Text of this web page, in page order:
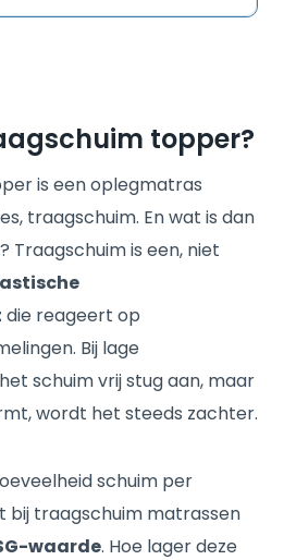
topper?
is een oplegmatras
traagschuim. En wat is dan
Traagschuim is een, niet
die reageert op
Bij lage
schuim vrij stug aan, maar
wordt het steeds zachter.
schuim per
bij traagschuim matrassen
waarde. Hoe lager deze